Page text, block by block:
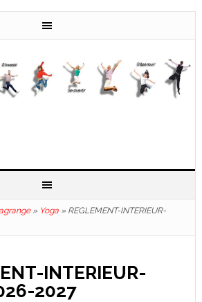
» Yoga» REGLEMENT-INTERIEUR-
INTERIEUR-
2027